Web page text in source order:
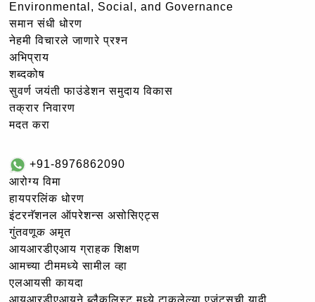
Environmental, Social, and Governance
समान संधी धोरण
नेहमी विचारले जाणारे प्रश्न
अभिप्राय
शब्दकोष
सुवर्ण जयंती फाउंडेशन समुदाय विकास
तक्रार निवारण
मदत करा
+91-8976862090
आरोग्य विमा
हायपरलिंक धोरण
इंटरनॅशनल ऑपरेशन्स असोसिएट्स
गुंतवणूक अमृत
आयआरडीएआय ग्राहक शिक्षण
आमच्या टीममध्ये सामील व्हा
एलआयसी कायदा
आयआरडीएआयने ब्लैकलिस्ट मध्ये टाकलेल्या एजंट्सची यादी